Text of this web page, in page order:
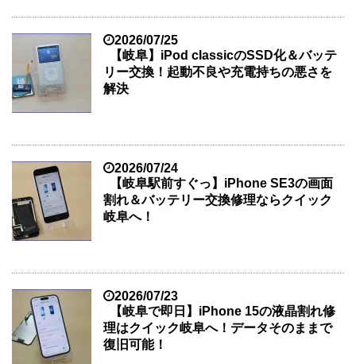
2026/07/25
【岐阜】iPod classicのSSD化＆バッテ
リー交換！起動不良や充電持ちの悪さを
解決
2026/07/24
【岐阜駅前すぐっ】iPhone SE3の画面
割れ＆バッテリー交換修理ならクイック
岐阜へ！
2026/07/23
【岐阜で即日】iPhone 15の液晶割れ修
理はクイック岐阜へ！データそのままで
復旧可能！